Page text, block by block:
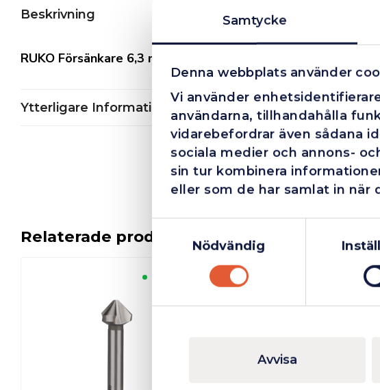
Samtycke
Denna webbplats använder
Vi använder
användarna, tillhandahålla
vidarebefordrar även sådana
sociala medier och annons-
sin tur kombinera
eller som de har samlat in när
Nödvändig
Avvisa
Beskrivning
RUKO Försänkare 6,3 mm TiN
Ytterligare Information
Relaterade produkter